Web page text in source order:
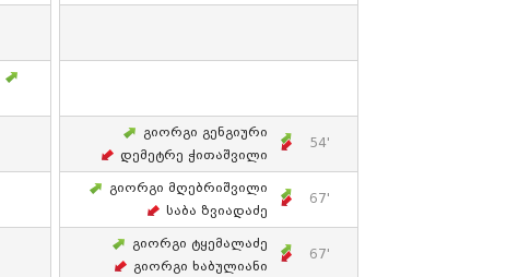
Გიორგი Გენგიური
Დემეტრე Ჭითაშვილი
54'
Გიორგი Მღებრიშვილი
Საბა Ზვიადაძე
67'
Გიორგი Ტყემალაძე
Გიორგი Ხაბულიანი
67'